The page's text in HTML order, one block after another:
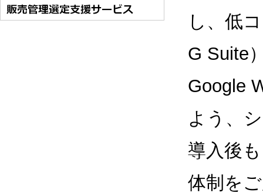
し、低
G Suite
Google
よう、
導入後
体制を